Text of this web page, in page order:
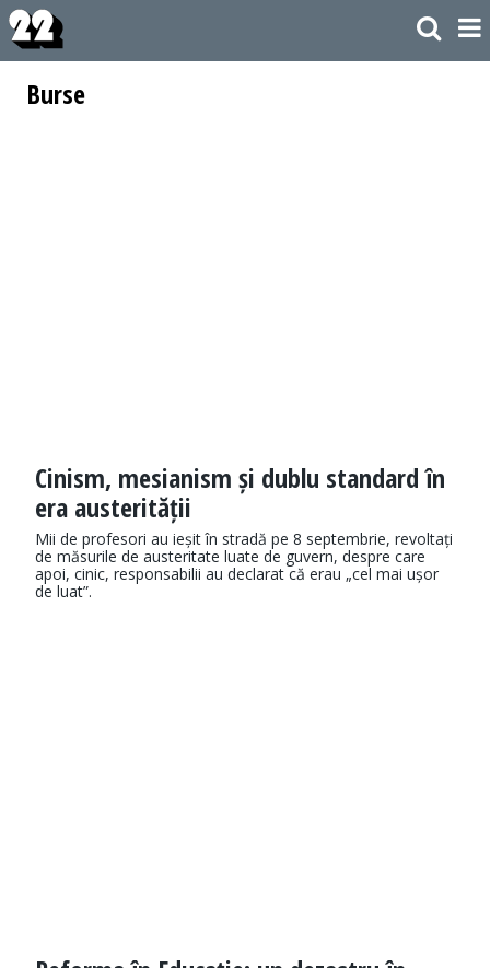
Burse
Cinism, mesianism și dublu standard în
era austerității
Mii de profesori au ieșit în stradă pe 8 septembrie, revoltați
de măsurile de austeritate luate de guvern, despre care
apoi, cinic, responsabilii au declarat că erau „cel mai ușor
de luat”.